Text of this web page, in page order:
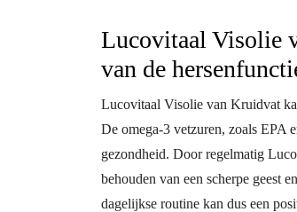
Lucovitaal Visolie
van de
Lucovitaal Visolie van Kruidvat
De omega-3 vetzuren, zoals EPA
gezondheid. Door regelmatig
behouden van een scherpe geest
dagelijkse routine kan dus een